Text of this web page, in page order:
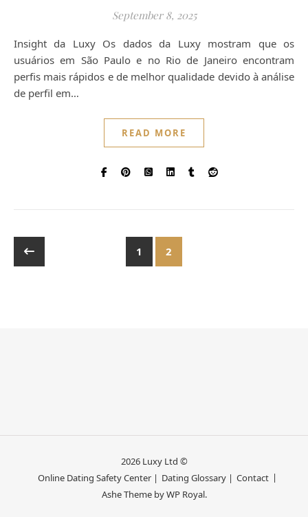
September 8, 2025
Insight da Luxy Os dados da Luxy mostram que os
usuários em São Paulo e no Rio de Janeiro encontram
perfis mais rápidos e de melhor qualidade devido à análise
de perfil em…
READ MORE
1 2
2026 Luxy Ltd ©
Online Dating Safety Center | Dating Glossary | Contact
Ashe Theme byWP Royal.